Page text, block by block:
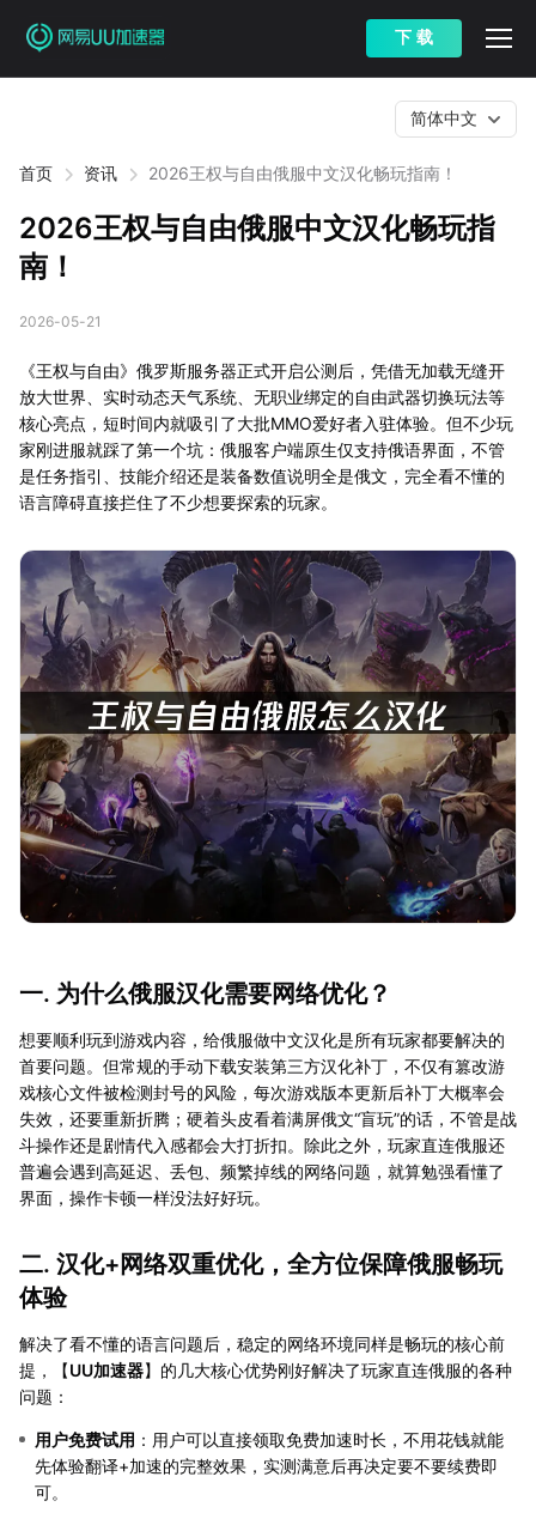
下 载
首页 资讯 2026王权与自由俄服中文汉化畅玩指南！
简体中文
2026王权与自由俄服中文汉化畅玩指
南！
2026-05-21
《王权与自由》俄罗斯服务器正式开启公测后，凭借无加载无缝开
放大世界、实时动态天气系统、无职业绑定的自由武器切换玩法等
核心亮点，短时间内就吸引了大批MMO爱好者入驻体验。但不少玩
家刚进服就踩了第一个坑：俄服客户端原生仅支持俄语界面，不管
是任务指引、技能介绍还是装备数值说明全是俄文，完全看不懂的
语言障碍直接拦住了不少想要探索的玩家。
一. 为什么俄服汉化需要网络优化？
想要顺利玩到游戏内容，给俄服做中文汉化是所有玩家都要解决的
首要问题。但常规的手动下载安装第三方汉化补丁，不仅有篡改游
戏核心文件被检测封号的风险，每次游戏版本更新后补丁大概率会
失效，还要重新折腾；硬着头皮看着满屏俄文“盲玩”的话，不管是战
斗操作还是剧情代入感都会大打折扣。除此之外，玩家直连俄服还
普遍会遇到高延迟、丢包、频繁掉线的网络问题，就算勉强看懂了
界面，操作卡顿一样没法好好玩。
二. 汉化+网络双重优化，全方位保障俄服畅玩
体验
解决了看不懂的语言问题后，稳定的网络环境同样是畅玩的核心前
提，【UU加速器】的几大核心优势刚好解决了玩家直连俄服的各种
问题：
用户免费试用 ：用户可以直接领取免费加速时长，不用花钱就能
先体验翻译+加速的完整效果，实测满意后再决定要不要续费即
可。